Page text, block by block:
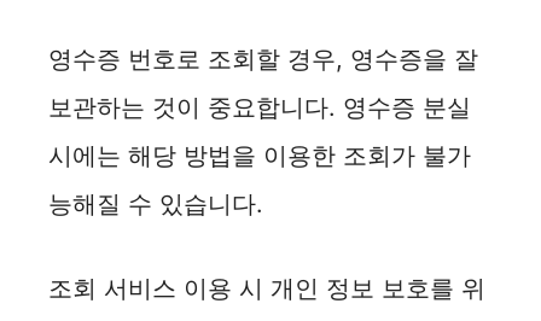
영수증 번호로 조회할 경우, 영수증을 잘
보관하는 것이 중요합니다. 영수증 분실
시에는 해당 방법을 이용한 조회가 불가
능해질 수 있습니다.
조회 서비스 이용 시 개인 정보 보호를 위